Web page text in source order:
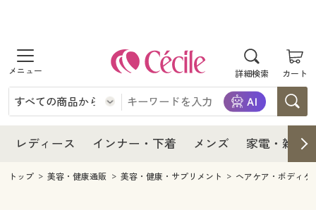
詳細検索 カート
商品を探す
レディース
レディースファッション
インナー・下着
インナー・下着通販すべて
メンズ
レディース インナー・下着 メンズ 家電・雑貨
レディース
レディース通販すべて
レディースファッション
インナー・下着
インナー・下着通販すべて
メンズ
トップ 美容・健康通販 美容・健康・サプリメント ヘアケア・ボディケ